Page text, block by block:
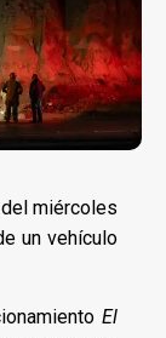
miércoles
un vehículo
El